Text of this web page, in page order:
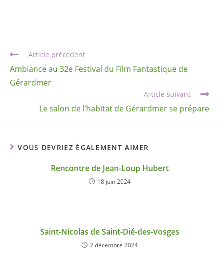
Article précédent
Ambiance au 32e Festival du Film Fantastique de
Gérardmer
Article suivant
Le salon de l’habitat de Gérardmer se prépare
VOUS DEVRIEZ ÉGALEMENT AIMER
Rencontre de Jean-Loup Hubert
18 juin 2024
Saint-Nicolas de Saint-Dié-des-Vosges
2 décembre 2024